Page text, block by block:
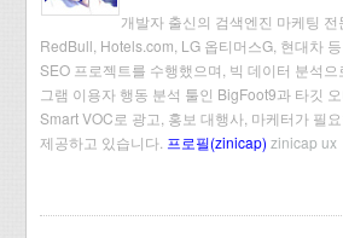
개발자 출신의 검색엔진 마케팅 전
RedBull, Hotels.com, LG 옵티머스G, 현대차
SEO 프로젝트를 수행했으며, 빅 데이터 분석
그램 이용자 행동 분석 툴인 BigFoot9과 타깃
Smart VOC로 광고, 홍보 대행사, 마케터가 필
제공하고 있습니다. 프로필(zinicap) zinicap ux